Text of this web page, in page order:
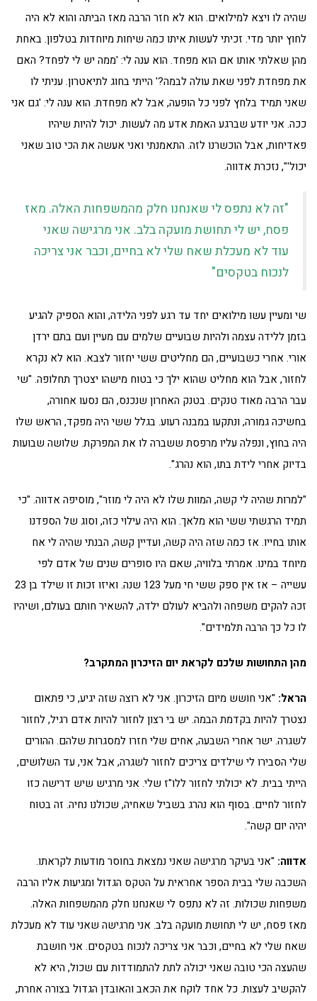
שהיה לו ויצא למילואים. הוא לא חזר הרבה מאז הביתה והוא לא היה
לחוץ יותר מדי. זכיתי לעשות איתו כמה שיחות מיוחדות בטלפון. באחת
מהן שאלתי אותו אם הוא מפחד. הוא ענה לי: 'ממה יש לי לפחד? האם
את מפחדת לפני שאת עולה לבמה?' הייתי בחוג לתיאטרון. עניתי לו
שאני תמיד בלחץ לפני כל הופעה, אבל לא מפחדת. הוא ענה לי: 'גם אני
ככה. אני יודע שברגע האמת אדע מה לעשות. יכול להיות שיהיו
פאדיחות, אבל הוכשרנו לזה. התאמנתי ואני אעשה את הכי טוב שאני
יכול'", נזכרת אדווה.
"זה לא נתפס לי שאנחנו חלק מהמשפחות האלה. מאז
פסח, יש לי תחושת מועקה בלב. אני מרגישה שאני
עוד לא מעכלת שאח שלי לא בחיים, וכבר אני צריכה
לנכוח בטקסים"
שי ומעיין עשו מילואים יחד עד רגע לפני הלידה, והוא הספיק להגיע
בזמן ללידה עצמה ולהיות שבועיים שלמים עם מעיין ועם בתם ירדן
אורי. אחרי כשבועיים, הם מחליטים ששי יחזור לצבא. הוא לא נקרא
לחזור, אבל הוא מחליט שהוא ילך כי בטוח מישהו יצטרך תחלופה. "שי
עבר הרבה מאוד טנקים. בטנק האחרון שנכנס, הם נסעו אחורה,
בחשיכה גמורה, ונתקעו במבנה רעוע. בגלל ששי היה מפקד, הראש שלו
היה בחוץ, ונפלה עליו מרפסת ששברה לו את המפרקת. שלושה שבועות
בדיוק אחרי לידת בתו, הוא נהרג".
"למרות שהיה לי קשה, המוות שלו לא היה לי מוזר", מוסיפה אדווה. "כי
תמיד הרגשתי ששי הוא מלאך. הוא היה עילוי כזה, וסוג של הספדנו
אותו בחייו. אז כמה שזה היה קשה, ועדיין קשה, הבנתי שהיה לי אח
מיוחד במינו. אמרתי בלוויה, שאם היו סופרים שנים של אדם לפי
עשייה – אז אין ספק ששי חי מעל 123 שנה. ואיזו זכות זו שילד בן 23
זכה להקים משפחה ולהביא לעולם ילדה, להשאיר חותם בעולם, ושיהיו
לו כל כך הרבה תלמידים".
מהן התחושות שלכם לקראת יום הזיכרון המתקרב?
הראל: "אני חושש מיום הזיכרון. אני לא רוצה שזה יגיע, כי פתאום
נצטרך להיות בקדמת הבמה. יש בי רצון לחזור להיות אדם רגיל, לחזור
לשגרה. ישר אחרי השבעה, אחים שלי חזרו למסגרות שלהם. ההורים
שלי הסבירו לי שילדים צריכים לחזור לשגרה, אבל אני, עד השלושים,
הייתי בבית. לא יכולתי לחזור ללו"ז שלי. אני מרגיש שיש דרישה כזו
לחזור לחיים. בסוף הוא נהרג בשביל שאחיה, שכולנו נחיה. זה בטוח
יהיה יום קשה".
אדווה: "אני בעיקר מרגישה שאני נמצאת בחוסר מודעות לקראתו.
השכבה שלי בבית הספר אחראית על הטקס הגדול ומגיעות אליו הרבה
משפחות שכולות. זה לא נתפס לי שאנחנו חלק מהמשפחות האלה.
מאז פסח, יש לי תחושת מועקה בלב. אני מרגישה שאני עוד לא מעכלת
שאח שלי לא בחיים, וכבר אני צריכה לנכוח בטקסים. אני חושבת
שהעצה הכי טובה שאני יכולה לתת להתמודדות עם שכול, היא לא
להקשיב לעצות. כל אחד לוקח את הכאב והאובדן הגדול בצורה אחרת,